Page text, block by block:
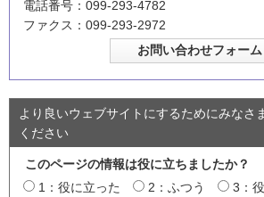
電話番号：099-293-4782
ファクス：099-293-2972
より良いウェブサイトにするためにみなさ
ください
このページの情報は役に立ちましたか？
1：役に立った
2：ふつう
3：